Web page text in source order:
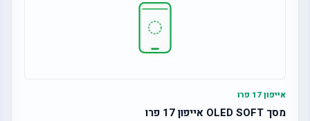
אייפון 17 פרו
מסך OLED SOFT אייפון 17 פרו